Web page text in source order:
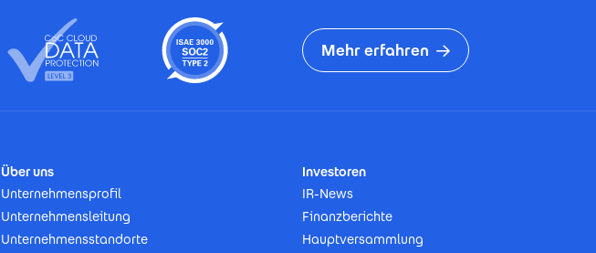
Mehr erfahren
Über uns
Unternehmensprofil
Unternehmensleitung
Unternehmensstandorte
Investoren
IR-News
Finanzberichte
Hauptversammlung